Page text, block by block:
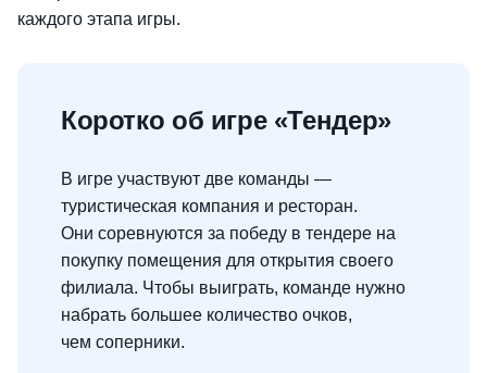
каждого этапа игры.
Коротко об игре «Тендер»
В игре участвуют две команды —
туристическая компания и ресторан.
Они соревнуются за победу в тендере на
покупку помещения для открытия своего
филиала. Чтобы выиграть, команде нужно
набрать большее количество очков,
чем соперники.